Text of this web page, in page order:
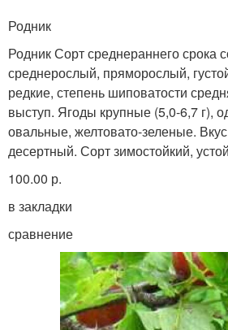
Родник
Родник Сорт среднераннего срока
среднерослый, пряморослый,
редкие, степень шиповатости
выступ. Ягоды крупные (5,0-6,7 г),
овальные, желтовато-зеленые.
десертный. Сорт зимостойкий,
100.00 р.
в закладки
сравнение